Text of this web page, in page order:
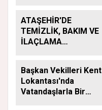
ATAŞEHİR'DE
TEMİZLİK, BAKIM VE
İLAÇLAMA
Başkan Vekilleri Kent
Lokantası'nda
Vatandaşlarla Bir